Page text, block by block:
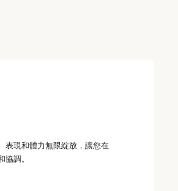
表現和體力無限綻放，讓您在
調。